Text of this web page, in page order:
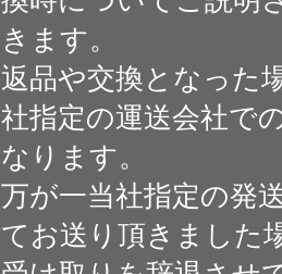
きます。
返品や交換となった
社指定の運送会社で
なります。
万が一当社指定の発
てお送り頂きました